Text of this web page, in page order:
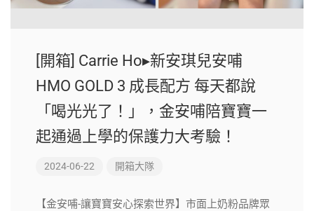
[開箱] Carrie Ho▸新安琪兒安哺
HMO GOLD 3 成長配方 每天都說
「喝光光了！」，金安哺陪寶寶一
起通過上學的保護力大考驗！
2024-06-22 開箱大隊
【金安哺-讓寶寶安心探索世界】市面上奶粉品牌眾